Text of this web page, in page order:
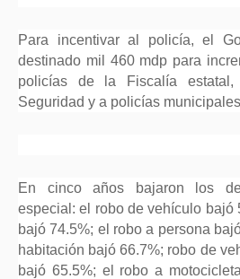
Para incentivar al policía, el
destinado mil 460 mdp para
policías de la Fiscalía
Seguridad y a policías
En cinco años bajaron los
especial: el robo de vehículo bajó
bajó 74.5%; el robo a persona
habitación bajó 66.7%; robo de
bajó 65.5%; el robo a